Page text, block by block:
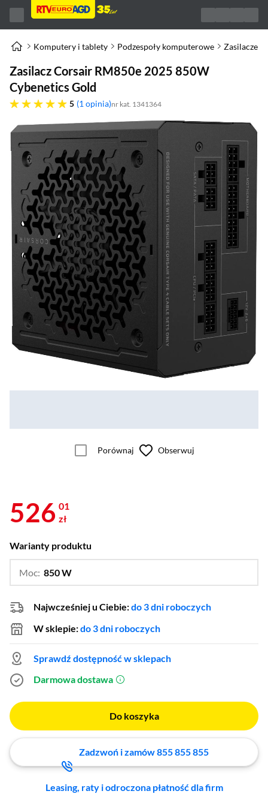
Komputery i tablety Podzespoły komputerowe Zasilacze
Zasilacz Corsair RM850e 2025 850W
Cybenetics Gold
5
pięć gwiazdek 1 opinia nr kat. 1341364
Porównaj Obserwuj
526 01
zł
Warianty produktu
Moc: 850 W
Najwcześniej u Ciebie:do 3 dni roboczych
W sklepie:do 3 dni roboczych
Sprawdź dostępność w sklepach
Darmowa dostawa (otworzy się w nowym oknie)
Do koszyka
Zadzwoń i zamów 855 855 855
Leasing, raty i odroczona płatność dla firm